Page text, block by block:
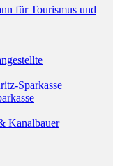
für Tourismus und
Sparkasse
Kanalbauer